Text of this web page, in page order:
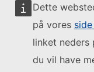
Dette
på vores
linket neders
du vil have
Følg Europa-
Kontakt os